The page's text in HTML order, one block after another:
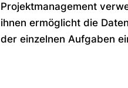
Projektmanagement
ihnen ermöglicht die
der einzelnen Aufgaben